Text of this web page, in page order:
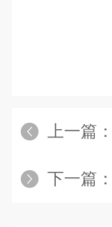
上一篇：
下一篇：